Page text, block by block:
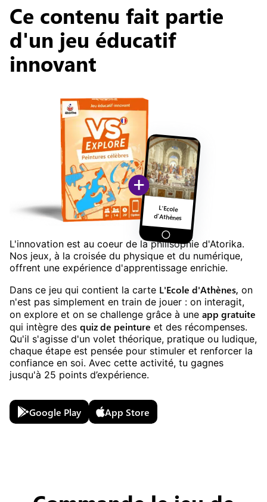
Ce contenu fait partie
d'un jeu éducatif
innovant
L'innovation est au coeur de la philisophie d'Atorika.
Nos jeux, à la croisée du physique et du numérique,
offrent une expérience d'apprentissage enrichie.
Dans ce jeu qui contient la carte L'Ecole d'Athènes, on
n'est pas simplement en train de jouer : on interagit,
on explore et on se challenge grâce à une app gratuite
qui intègre des quizde peinture et des récompenses.
Qu'il s'agisse d'un volet théorique, pratique ou ludique,
chaque étape est pensée pour stimuler et renforcer la
confiance en soi. Avec cette activité, tu gagnes
jusqu'à 25 points d’expérience.
Google Play App Store
L'Ecole
d'Athènes
+